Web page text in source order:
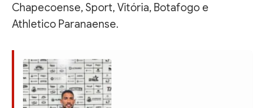
Chapecoense, Sport, Vitória, Botafogo e
Athletico Paranaense.